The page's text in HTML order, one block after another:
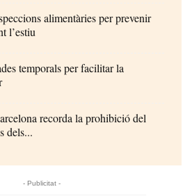
alimentàries per prevenir
l’estiu
temporals per facilitar la
recorda la prohibició del
dels...
- Publicitat -